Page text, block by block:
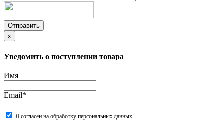
Отправить
x
Уведомить о поступлении товара
Имя
Email*
Я согласен на обработку персональных данных